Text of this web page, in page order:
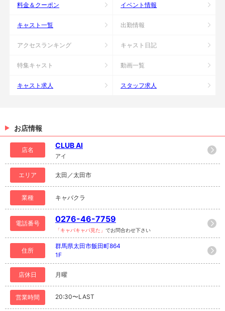
料金＆クーポン イベント情報
キャスト一覧 出勤情報
アクセスランキング キャスト日記
特集キャスト 動画一覧
キャスト求人 スタッフ求人
お店情報
店名
CLUB AI
アイ
エリア 太田／太田市
業種 キャバクラ
電話番号 0276-46-7759
「キャバキャバ見た」 でお問合わせ下さい
住所
群馬県太田市飯田町864
1F
店休日 月曜
営業時間 20:30〜LAST